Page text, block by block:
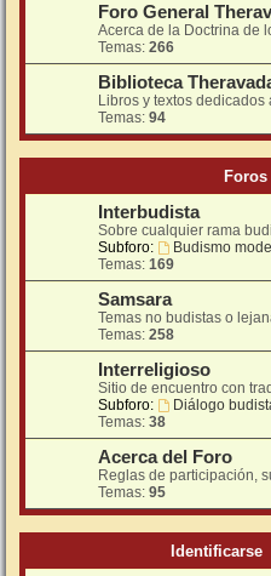
Foro General
Acerca de la Doctrina de
Temas: 266
Biblioteca
Libros y textos dedicados
Temas: 94
Foros
Interbudista
Sobre cualquier rama
Subforo:
Budismo
Temas: 169
Samsara
Temas no budistas o
Temas: 258
Interreligioso
Sitio de encuentro con
Subforo:
Diálogo
Temas: 38
Acerca del Foro
Reglas de participación,
Temas: 95
Identificarse